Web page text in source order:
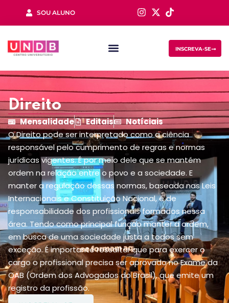
SOU ALUNO
INSCREVA-SE
O Direito pode ser interpretado como a ciência
responsável pelo cumprimento de regras e normas
jurídicas vigentes. É por meio dele que se mantém
ordem na relação entre o povo e a sociedade. E
manter a regulação dessas normas, baseada nas Leis
Internacionais e Constituição Nacional, é de
responsabilidade dos profissionais formados nessa
área. Tendo como principal função manter a ordem,
em busca de uma sociedade justa a todos sem
exceção. É importante ressaltar que para exercer o
cargo o profissional precisa ser aprovado no Exame da
OAB (Ordem dos Advogados do Brasil), que emite um
registro da profissão.
Mensalidade Editais Notíciais
Direito
Remember me Lost your password?